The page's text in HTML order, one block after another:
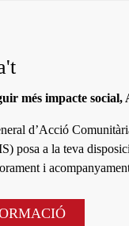
més impacte
d’Acció
posa a la teva
i